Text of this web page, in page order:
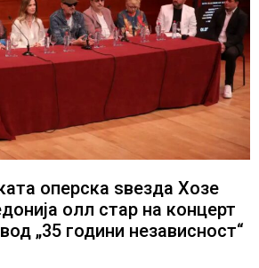
оперска ѕвезда Хозе
олл стар на концерт
„35 години независност“